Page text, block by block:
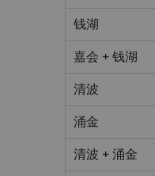
钱湖
嘉会 + 钱湖
清波
涌金
清波 + 涌金